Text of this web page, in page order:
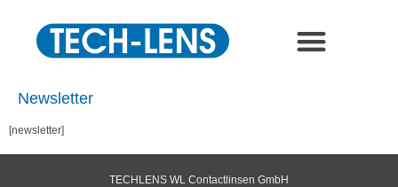
Newsletter
[newsletter]
TECHLENS WL Contactlinsen GmbH